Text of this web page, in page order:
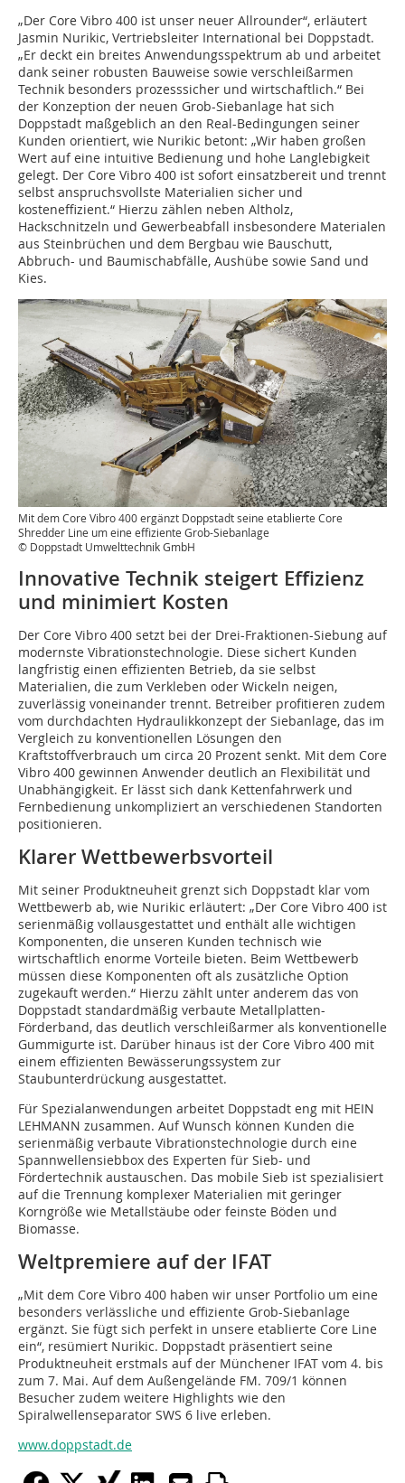
„Der Core Vibro 400 ist unser neuer Allrounder“, erläutert
Jasmin Nurikic, Vertriebsleiter International bei Doppstadt.
„Er deckt ein breites Anwendungsspektrum ab und arbeitet
dank seiner robusten Bauweise sowie verschleißarmen
Technik besonders prozesssicher und wirtschaftlich.“ Bei
der Konzeption der neuen Grob-Siebanlage hat sich
Doppstadt maßgeblich an den Real-Bedingungen seiner
Kunden orientiert, wie Nurikic betont: „Wir haben großen
Wert auf eine intuitive Bedienung und hohe Langlebigkeit
gelegt. Der Core Vibro 400 ist sofort einsatzbereit und trennt
selbst anspruchsvollste Materialien sicher und
kosteneffizient.“ Hierzu zählen neben Altholz,
Hackschnitzeln und Gewerbeabfall insbesondere Materialen
aus Steinbrüchen und dem Bergbau wie Bauschutt,
Abbruch- und Baumischabfälle, Aushübe sowie Sand und
Kies.
Mit dem Core Vibro 400 ergänzt Doppstadt seine etablierte Core
Shredder Line um eine effiziente Grob-Siebanlage
© Doppstadt Umwelttechnik GmbH
Innovative Technik steigert Effizienz
und minimiert Kosten
Der Core Vibro 400 setzt bei der Drei-Fraktionen-Siebung auf
modernste Vibrationstechnologie. Diese sichert Kunden
langfristig einen effizienten Betrieb, da sie selbst
Materialien, die zum Verkleben oder Wickeln neigen,
zuverlässig voneinander trennt. Betreiber profitieren zudem
vom durchdachten Hydraulikkonzept der Siebanlage, das im
Vergleich zu konventionellen Lösungen den
Kraftstoffverbrauch um circa 20 Prozent senkt. Mit dem Core
Vibro 400 gewinnen Anwender deutlich an Flexibilität und
Unabhängigkeit. Er lässt sich dank Kettenfahrwerk und
Fernbedienung unkompliziert an verschiedenen Standorten
positionieren.
Klarer Wettbewerbsvorteil
Mit seiner Produktneuheit grenzt sich Doppstadt klar vom
Wettbewerb ab, wie Nurikic erläutert: „Der Core Vibro 400 ist
serienmäßig vollausgestattet und enthält alle wichtigen
Komponenten, die unseren Kunden technisch wie
wirtschaftlich enorme Vorteile bieten. Beim Wettbewerb
müssen diese Komponenten oft als zusätzliche Option
zugekauft werden.“ Hierzu zählt unter anderem das von
Doppstadt standardmäßig verbaute Metallplatten-
Förderband, das deutlich verschleißarmer als konventionelle
Gummigurte ist. Darüber hinaus ist der Core Vibro 400 mit
einem effizienten Bewässerungssystem zur
Staubunterdrückung ausgestattet.
Für Spezialanwendungen arbeitet Doppstadt eng mit HEIN
LEHMANN zusammen. Auf Wunsch können Kunden die
serienmäßig verbaute Vibrationstechnologie durch eine
Spannwellensiebbox des Experten für Sieb- und
Fördertechnik austauschen. Das mobile Sieb ist spezialisiert
auf die Trennung komplexer Materialien mit geringer
Korngröße wie Metallstäube oder feinste Böden und
Biomasse.
Weltpremiere auf der IFAT
„Mit dem Core Vibro 400 haben wir unser Portfolio um eine
besonders verlässliche und effiziente Grob-Siebanlage
ergänzt. Sie fügt sich perfekt in unsere etablierte Core Line
ein“, resümiert Nurikic. Doppstadt präsentiert seine
Produktneuheit erstmals auf der Münchener IFAT vom 4. bis
zum 7. Mai. Auf dem Außengelände FM. 709/1 können
Besucher zudem weitere Highlights wie den
Spiralwellenseparator SWS 6 live erleben.
www.doppstadt.de